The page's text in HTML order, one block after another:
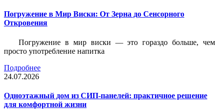
Погружение в Мир Виски: От Зерна до Сенсорного
Откровения
Погружение в мир виски — это гораздо больше, чем
просто употребление напитка
Подробнее
24.07.2026
Одноэтажный дом из СИП-панелей: практичное решение
для комфортной жизни